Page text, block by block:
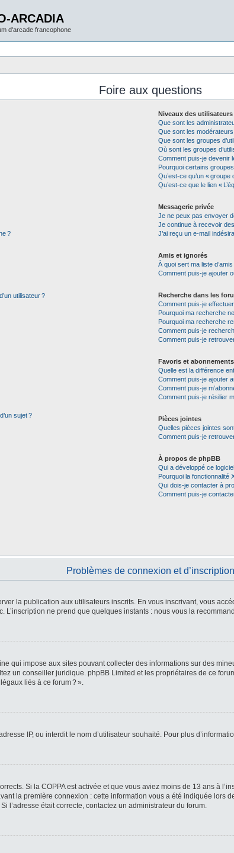
ARCADIA
d'arcade francophone
Foire aux questions
?
utilisateur ?
sujet ?
Niveaux des
Que sont les
Que sont les modérateurs
Que sont les groupes
Où sont les groupes
Comment puis-je devenir
Pourquoi certains
Qu’est-ce qu’un « groupe
Qu’est-ce que le lien «
Messagerie privée
Je ne peux pas envoyer
Je continue à recevoir
J’ai reçu un e-mail
Amis et ignorés
À quoi sert ma liste d’amis
Comment puis-je ajouter
Recherche dans les
Comment puis-je
Pourquoi ma recherche
Pourquoi ma recherche
Comment puis-je
Comment puis-je
Favoris et abonnements
Quelle est la différence
Comment puis-je ajouter
Comment puis-je
Comment puis-je résilier
Pièces jointes
Quelles pièces jointes
Comment puis-je
À propos de phpBB
Qui a développé ce
Pourquoi la fonctionnalité
Qui dois-je contacter à
Comment puis-je
Problèmes de connexion et d’inscription
la publication aux utilisateurs inscrits. En vous inscrivant, vous
L’inscription ne prend que quelques instants : nous vous la
qui impose aux sites pouvant collecter des informations sur des
un conseiller juridique. phpBB Limited et les propriétaires de ce
liés à ce forum ? ».
IP, ou interdit le nom d’utilisateur souhaité. Pour plus
Si la COPPA est activée et que vous aviez moins de 13 ans à
la première connexion : cette information vous a été indiquée lors
l’adresse était correcte, contactez un administrateur du forum.